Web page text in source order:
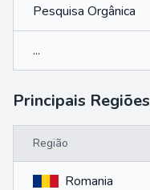
Pesquisa Orgânica
...
Principais Regiões
Região
Romania